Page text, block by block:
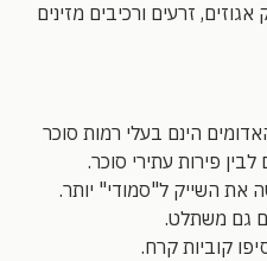
זרעים ורכיבים מזינים
הינם בעלי רמות סוכר
לבין פירות עתירי סוכר.
את השייק ל"סמודי" יותר.
גם משתלט.
קוביות קרח.